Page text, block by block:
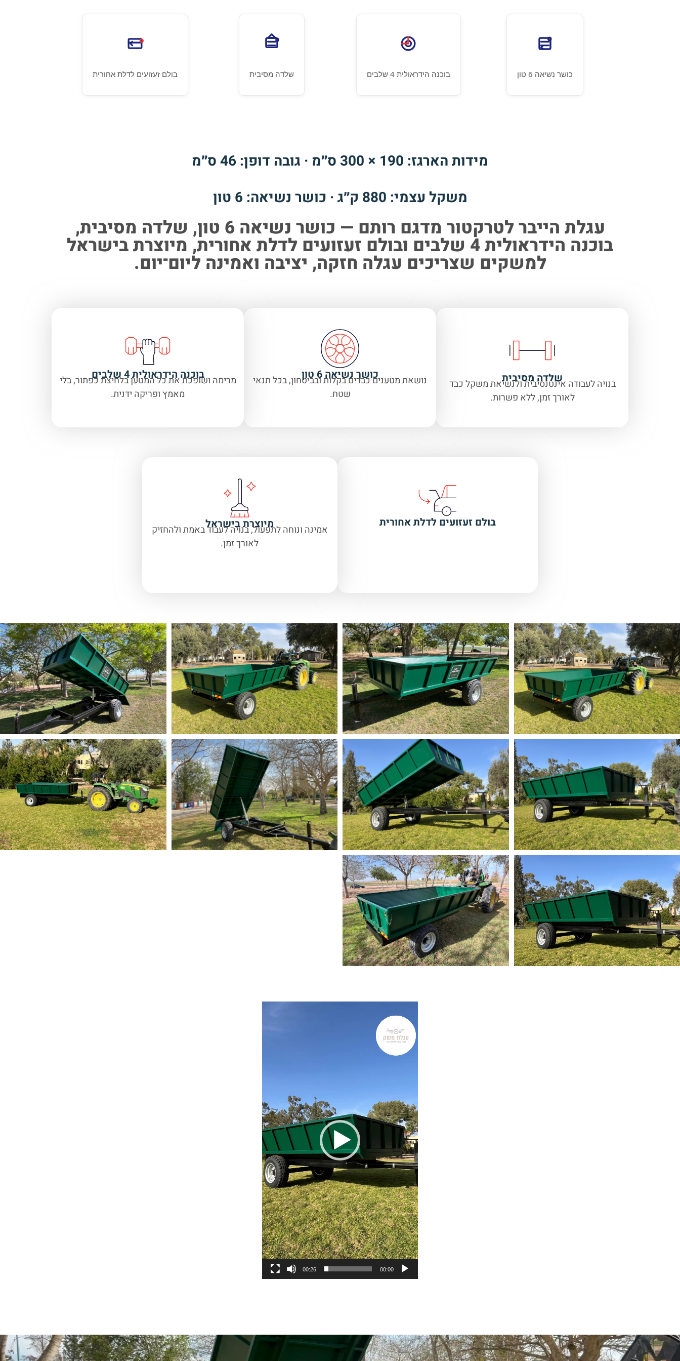
כושר נשיאה 6 טון בוכנה הידראולית 4 שלבים שלדה מסיבית בולם זעזועים לדלת אחורית
מידות הארגז: 190 × 300 ס״מ · גובה דופן: 46 ס״מ
משקל עצמי: 880 ק״ג · כושר נשיאה: 6 טון
עגלת הייבר לטרקטור מדגם רותם — כושר נשיאה 6 טון, שלדה מסיבית,
בוכנה הידראולית 4 שלבים ובולם זעזועים לדלת אחורית, מיוצרת בישראל
למשקים שצריכים עגלה חזקה, יציבה ואמינה ליום־יום.
שלדה מסיבית
בנויה לעבודה אינטנסיבית ולנשיאת משקל כבד
לאורך זמן, ללא פשרות.
כושר נשיאה 6 טון
נושאת מטענים כבדים בקלות ובביטחון, בכל תנאי
שטח.
בוכנה הידראולית 4 שלבים
מרימה ושופכת את כל המטען בלחיצת כפתור, בלי
מאמץ ופריקה ידנית.
בולם זעזועים לדלת אחורית מיוצרת בישראל
אמינה ונוחה לתפעול, בנויה לעבוד באמת ולהחזיק
לאורך זמן.
וידאו
00:00
00:26